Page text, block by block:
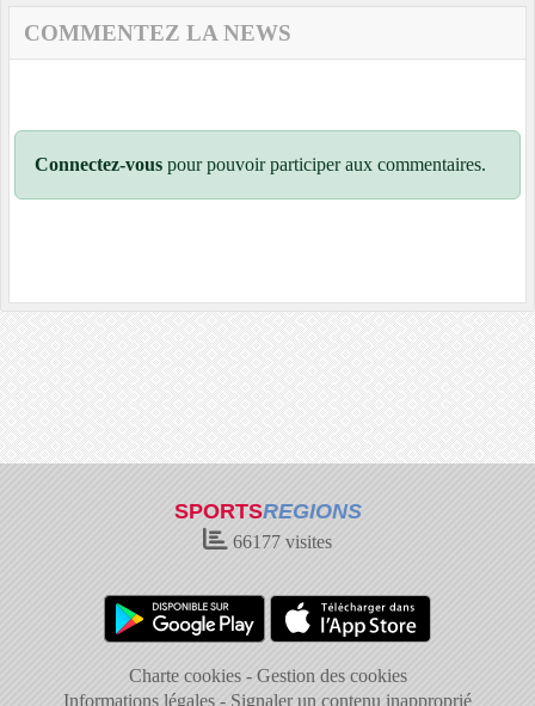
COMMENTEZ LA NEWS
Connectez-vous pour pouvoir participer aux commentaires.
SPORTSREGIONS
66177 visites
Charte cookies
Gestion des cookies
Informations légales
Signaler un contenu inapproprié